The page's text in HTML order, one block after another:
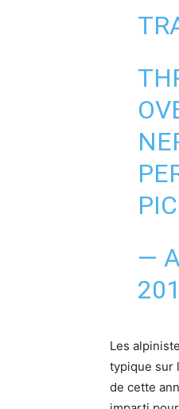
—
Les
typique sur
de cette